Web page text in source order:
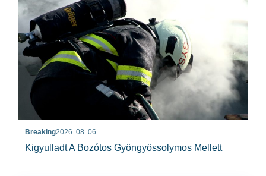
Breaking2026. 08. 06.
Kigyulladt A Bozótos Gyöngyössolymos Mellett